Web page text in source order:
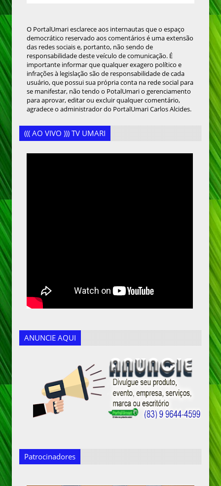
O PortalUmari esclarece aos internautas que o espaço
democrático reservado aos comentários é uma extensão
das redes sociais e, portanto, não sendo de
responsabilidade deste veículo de comunicação. É
importante informar que qualquer exagero político e
infrações à legislação são de responsabilidade de cada
usuário, que possui sua própria conta na rede social para
se manifestar, não tendo o PotalUmari o gerenciamento
para aprovar, editar ou excluir qualquer comentário,
agradece o administrador do PortalUmari Carlos Alcides.
((( AO VIVO ))) TV UMARI
ANUNCIE AQUI
Patrocinadores